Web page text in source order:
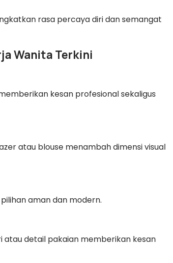
rasa percaya diri dan semangat
Wanita Terkini
kesan profesional sekaligus
atau blouse menambah dimensi visual
aman dan modern.
detail pakaian memberikan kesan